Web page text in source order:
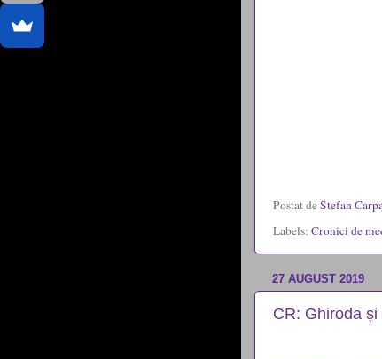
Postat deStefan
Labels: Cronici de
27 AUGUST 2019
CR: Ghiroda